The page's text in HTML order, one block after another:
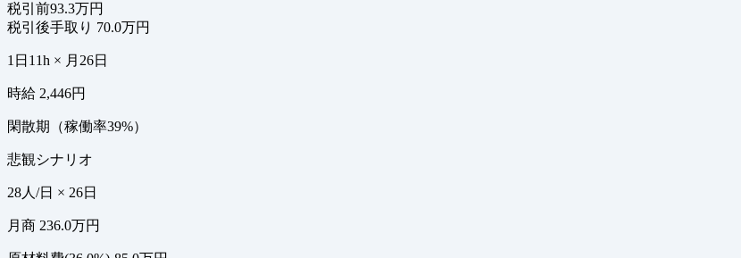
税引前93.3万円
税引後手取り 70.0万円
1日11h × 月26日
時給 2,446円
閑散期（稼働率39%）
悲観シナリオ
28人/日 × 26日
月商 236.0万円